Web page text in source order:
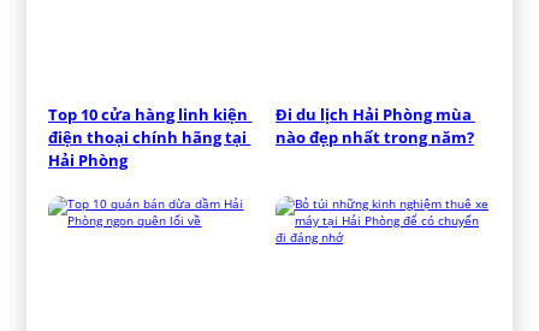
Top 10 cửa hàng linh kiện
điện thoại chính hãng tại
Hải Phòng
Đi du lịch Hải Phòng mùa
nào đẹp nhất trong năm?